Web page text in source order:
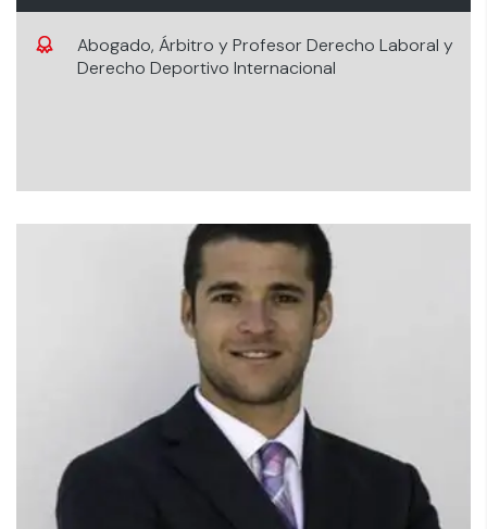
Abogado, Árbitro y Profesor Derecho Laboral y
Derecho Deportivo Internacional